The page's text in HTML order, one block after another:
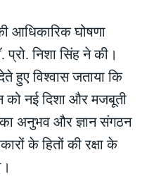
आधिकारिक घोषणा
प्रो. निशा सिंह ने की।
हुए विश्वास जताया कि
को नई दिशा और मजबूती
अनुभव और ज्ञान संगठन
के हितों की रक्षा के